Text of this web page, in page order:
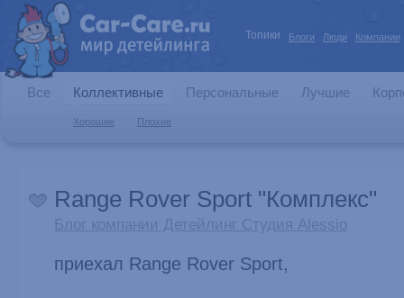
Топики Блоги Люди Компании
Все Коллективные
Хорошие Плохие
Персональные Лучшие
Range Rover Sport "Комплекс"
Блог компании Детейлинг Студия Alessio
приехал Range Rover Sport,